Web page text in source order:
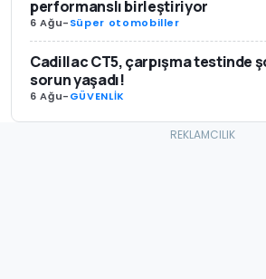
performanslı birleştiriyor
6 Ağu-Süper otomobiller
Cadillac CT5, çarpışma testinde
sorun yaşadı!
6 Ağu-GÜVENLİK